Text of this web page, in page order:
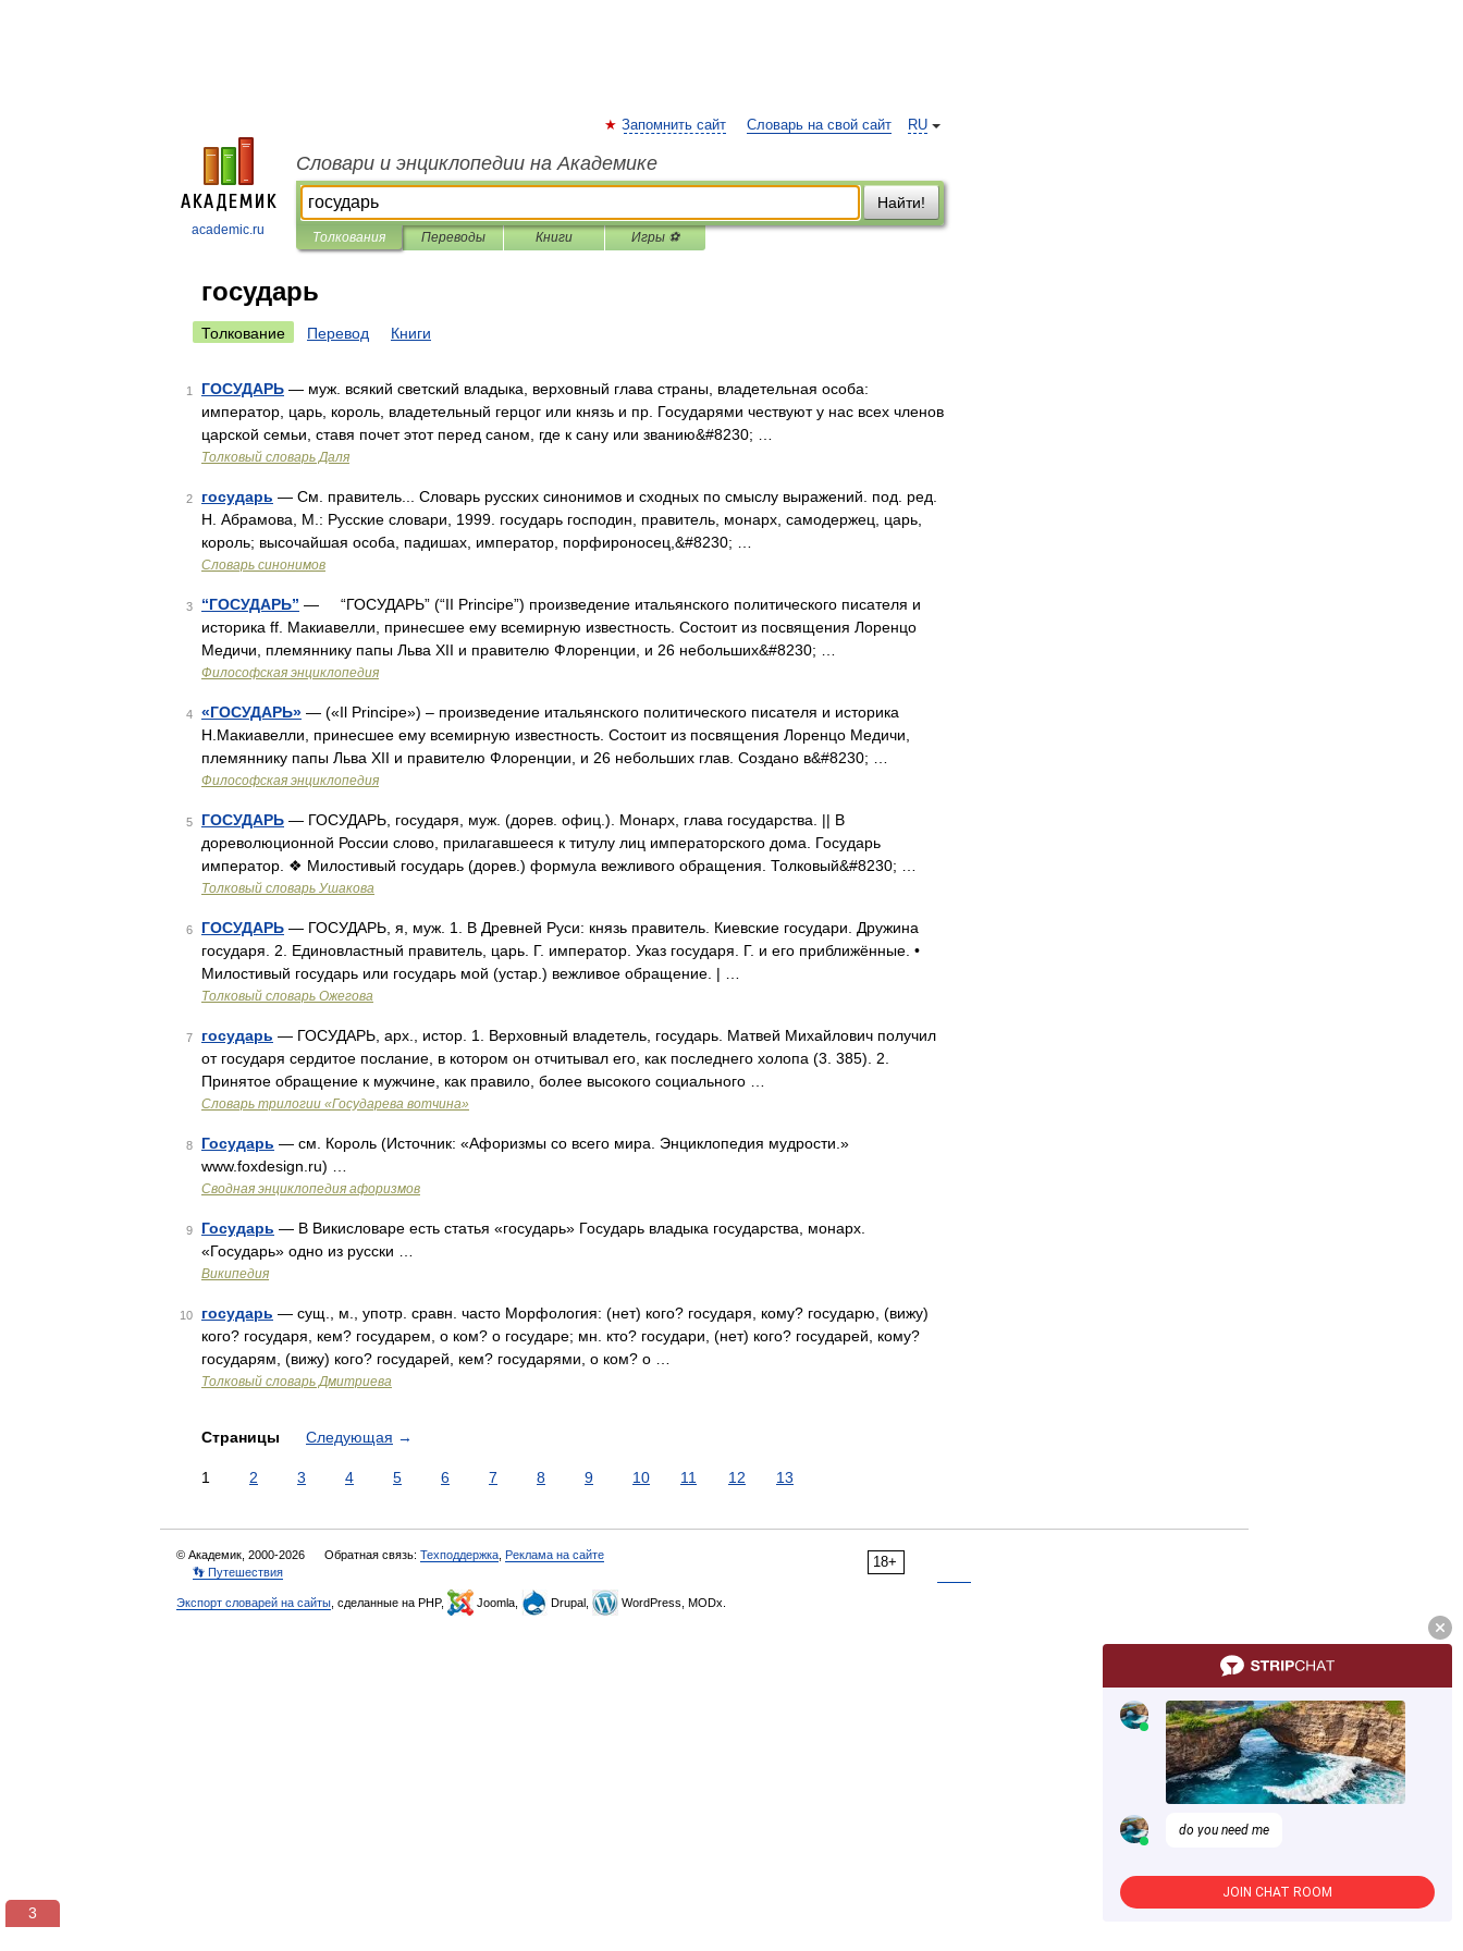
academic.ru
RU
Запомнить сайт Словарь на свой сайт
Словари и энциклопедии на Академике
Найти!
Толкования Переводы Книги Игры ⚽
государь
Толкование Перевод Книги
1 ГОСУДАРЬ — муж. всякий светский владыка, верховный глава страны, владетельная особа:
император, царь, король, владетельный герцог или князь и пр. Государями чествуют у нас всех членов
царской семьи, ставя почет этот перед саном, где к сану или званию&#8230; …
Толковый словарь Даля
2 государь — См. правитель... Словарь русских синонимов и сходных по смыслу выражений. под. ред.
Н. Абрамова, М.: Русские словари, 1999. государь господин, правитель, монарх, самодержец, царь,
король; высочайшая особа, падишах, император, порфироносец,&#8230; …
Словарь синонимов
3 “ГОСУДАРЬ” — “ГОСУДАРЬ” (“II Principe”) произведение итальянского политического писателя и
историка ff. Макиавелли, принесшее ему всемирную известность. Состоит из посвящения Лоренцо
Медичи, племяннику папы Льва XII и правителю Флоренции, и 26 небольших&#8230; …
Философская энциклопедия
4 «ГОСУДАРЬ» — («Il Principe») – произведение итальянского политического писателя и историка
Н.Макиавелли, принесшее ему всемирную известность. Состоит из посвящения Лоренцо Медичи,
племяннику папы Льва XII и правителю Флоренции, и 26 небольших глав. Создано в&#8230; …
Философская энциклопедия
5 ГОСУДАРЬ — ГОСУДАРЬ, государя, муж. (дорев. офиц.). Монарх, глава государства. || В
дореволюционной России слово, прилагавшееся к титулу лиц императорского дома. Государь
император. ❖ Милостивый государь (дорев.) формула вежливого обращения. Толковый&#8230; …
Толковый словарь Ушакова
6 ГОСУДАРЬ — ГОСУДАРЬ, я, муж. 1. В Древней Руси: князь правитель. Киевские государи. Дружина
государя. 2. Единовластный правитель, царь. Г. император. Указ государя. Г. и его приближённые. •
Милостивый государь или государь мой (устар.) вежливое обращение. | …
Толковый словарь Ожегова
7 государь — ГОСУДАРЬ, арх., истор. 1. Верховный владетель, государь. Матвей Михайлович получил
от государя сердитое послание, в котором он отчитывал его, как последнего холопа (3. 385). 2.
Принятое обращение к мужчине, как правило, более высокого социального …
Словарь трилогии «Государева вотчина»
8 Государь — см. Король (Источник: «Афоризмы со всего мира. Энциклопедия мудрости.»
www.foxdesign.ru) …
Сводная энциклопедия афоризмов
9 Государь — В Викисловаре есть статья «государь» Государь владыка государства, монарх.
«Государь» одно из русски …
Википедия
10 государь — сущ., м., употр. сравн. часто Морфология: (нет) кого? государя, кому? государю, (вижу)
кого? государя, кем? государем, о ком? о государе; мн. кто? государи, (нет) кого? государей, кому?
государям, (вижу) кого? государей, кем? государями, о ком? о …
Толковый словарь Дмитриева
Страницы Следующая →
1 2 3 4 5 6 7 8 9 10 11 12 13
18+
© Академик, 2000-2026 Обратная связь: Техподдержка Реклама на сайте
👣 Путешествия
Экспорт словарей на сайты , сделанные на PHP, Joomla, Drupal, WordPress, MODx.
2